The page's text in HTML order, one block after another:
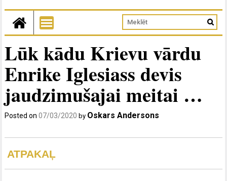
Lūk kādu Krievu vārdu
Enrike Iglesiass devis
jaudzimušajai meitai …
Posted on07/03/2020 by Oskars Andersons
ATPAKAĻ